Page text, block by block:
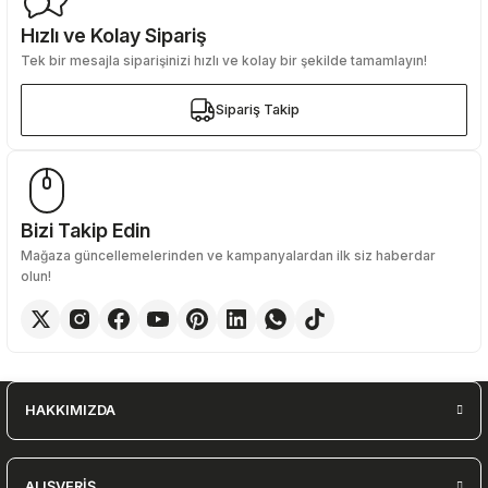
Gönder
Hızlı ve Kolay Sipariş
Tek bir mesajla siparişinizi hızlı ve kolay bir şekilde tamamlayın!
Sipariş Takip
Sipariş Takip
Bizi Takip Edin
Mağaza güncellemelerinden ve kampanyalardan ilk siz haberdar
olun!
HAKKIMIZDA